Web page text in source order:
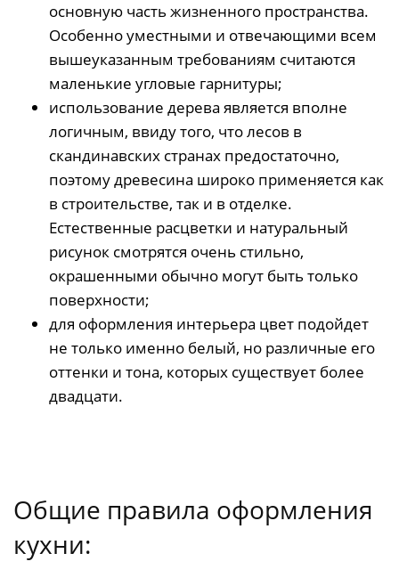
основную часть жизненного пространства.
Особенно уместными и отвечающими всем
вышеуказанным требованиям считаются
маленькие угловые гарнитуры;
использование дерева является вполне
логичным, ввиду того, что лесов в
скандинавских странах предостаточно,
поэтому древесина широко применяется как
в строительстве, так и в отделке.
Естественные расцветки и натуральный
рисунок смотрятся очень стильно,
окрашенными обычно могут быть только
поверхности;
для оформления интерьера цвет подойдет
не только именно белый, но различные его
оттенки и тона, которых существует более
двадцати.
Общие правила оформления
кухни: